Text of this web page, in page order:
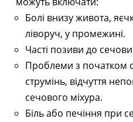
Болі внизу живота,
ліворуч, у промежині.
Часті позиви до
Проблеми з початком
струмінь, відчуття
сечового міхура.
Біль або печіння при